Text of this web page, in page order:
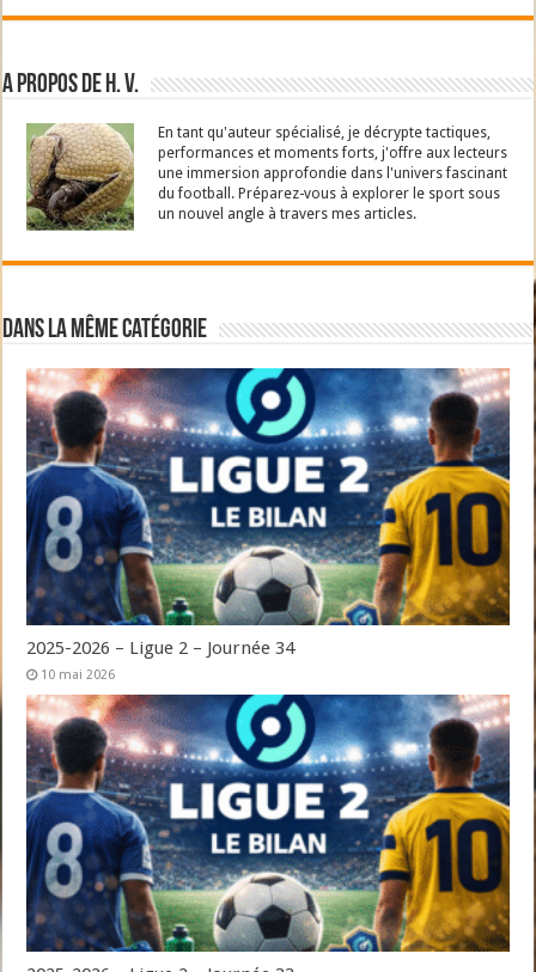
A propos de H. V.
En tant qu'auteur spécialisé, je décrypte tactiques,
performances et moments forts, j'offre aux lecteurs
une immersion approfondie dans l'univers fascinant
du football. Préparez-vous à explorer le sport sous
un nouvel angle à travers mes articles.
Dans la même catégorie
2025-2026 – Ligue 2 – Journée 34
10 mai 2026